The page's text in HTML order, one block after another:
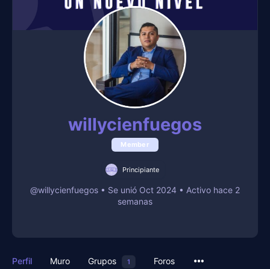
willycienfuegos
Member
Principiante
@willycienfuegos • Se unió Oct 2024 • Activo hace 2
semanas
Perfil Muro Grupos 1 Foros